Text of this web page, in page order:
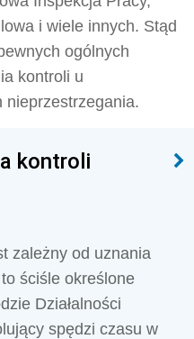
i wiele innych. Stąd
ogólnych
kontroli u
nieprzestrzegania.
kontroli
zależny od uznania
ściśle określone
Działalności
spędzi czasu w